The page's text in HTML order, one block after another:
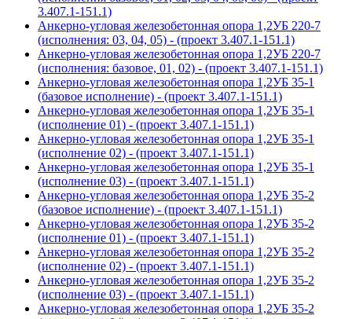
3.407.1-151.1)
Анкерно-угловая железобетонная опора 1,2УБ 220-7
(исполнения: 03, 04, 05) - (проект 3.407.1-151.1)
Анкерно-угловая железобетонная опора 1,2УБ 220-7
(исполнения: базовое, 01, 02) - (проект 3.407.1-151.1)
Анкерно-угловая железобетонная опора 1,2УБ 35-1
(базовое исполнение) - (проект 3.407.1-151.1)
Анкерно-угловая железобетонная опора 1,2УБ 35-1
(исполнение 01) - (проект 3.407.1-151.1)
Анкерно-угловая железобетонная опора 1,2УБ 35-1
(исполнение 02) - (проект 3.407.1-151.1)
Анкерно-угловая железобетонная опора 1,2УБ 35-1
(исполнение 03) - (проект 3.407.1-151.1)
Анкерно-угловая железобетонная опора 1,2УБ 35-2
(базовое исполнение) - (проект 3.407.1-151.1)
Анкерно-угловая железобетонная опора 1,2УБ 35-2
(исполнение 01) - (проект 3.407.1-151.1)
Анкерно-угловая железобетонная опора 1,2УБ 35-2
(исполнение 02) - (проект 3.407.1-151.1)
Анкерно-угловая железобетонная опора 1,2УБ 35-2
(исполнение 03) - (проект 3.407.1-151.1)
Анкерно-угловая железобетонная опора 1,2УБ 35-2